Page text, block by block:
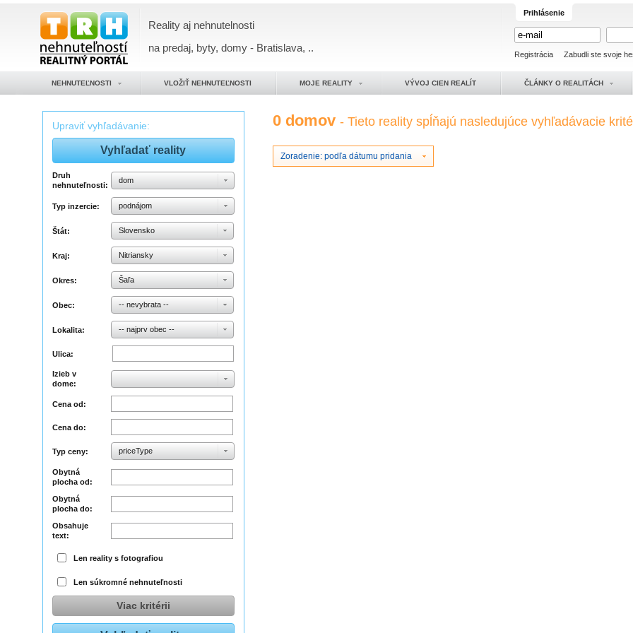
Reality aj nehnutelnosti
na predaj, byty, domy - Bratislava, ..
Prihlásenie
Registrácia Zabudli ste svoje
NEHNUTEĽNOSTI VLOŽIŤ NEHNUTEĽNOSTI MOJE REALITY VÝVOJ CIEN REALÍT ČLÁNKY O REALITÁCH
Upraviť vyhľadávanie:
Druh
nehnuteľnosti:
dom
Typ inzercie: podnájom
Štát: Slovensko
Kraj: Nitriansky
Okres: Šaľa
Obec: -- nevybrata --
Lokalita: -- najprv obec --
Ulica:
Izieb v
dome:
Cena od:
Cena do:
Typ ceny: priceType
Obytná
plocha od:
Obytná
plocha do:
Obsahuje
text:
Len reality s fotografiou
Len súkromné nehnuteľnosti
Viac kritérii
0 domov- Tieto reality spĺňajú nasledujúce vyhľadávacie
Zoradenie: podľa dátumu pridania